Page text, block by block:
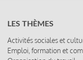
LES THÈMES
Activités sociales et
Emploi, formation et